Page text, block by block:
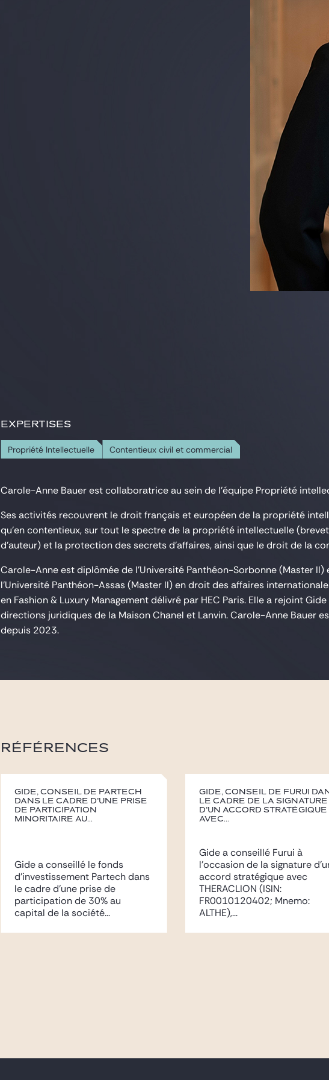
EXPERTISES
Propriété Intellectuelle Contentieux civil et commercial
Carole-Anne Bauer est collaboratrice au sein de l'équipe Propriété
Ses activités recouvrent le droit français et européen de la propriété
qu'en contentieux, sur tout le spectre de la propriété intellectuelle
d'auteur) et la protection des secrets d'affaires, ainsi que le droit de la
Carole-Anne est diplômée de l'Université Panthéon-Sorbonne (Master
l'Université Panthéon-Assas (Master II) en droit des affaires
en Fashion & Luxury Management délivré par HEC Paris. Elle a rejoint
directions juridiques de la Maison Chanel et Lanvin. Carole-Anne Bauer
depuis 2023.
RÉFÉRENCES
Gide, conseil de Partech
dans le cadre d’une prise
de participation
minoritaire au...
Gide a conseillé le fonds
d’investissement Partech dans
le cadre d’une prise de
participation de 30% au
capital de la société...
Gide, conseil de Furui
le cadre de la signature
d’un accord stratégique
avec...
Gide a conseillé Furui à
l’occasion de la signature
accord stratégique avec
THERACLION (ISIN:
FR0010120402; Mnemo:
ALTHE),...